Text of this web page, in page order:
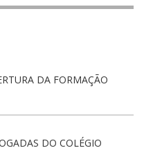
DA FORMAÇÃO
DO COLÉGIO